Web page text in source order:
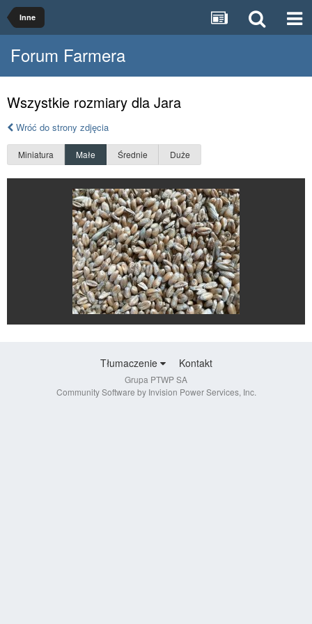
Inne
Forum Farmera
Wszystkie rozmiary dla Jara
Wróć do strony zdjęcia
Miniatura Małe Średnie Duże
Tłumaczenie Kontakt
Grupa PTWP SA
Community Software by Invision Power Services, Inc.